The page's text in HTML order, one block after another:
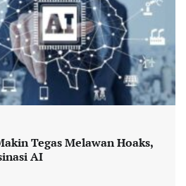
Tegas Melawan Hoaks,
AI